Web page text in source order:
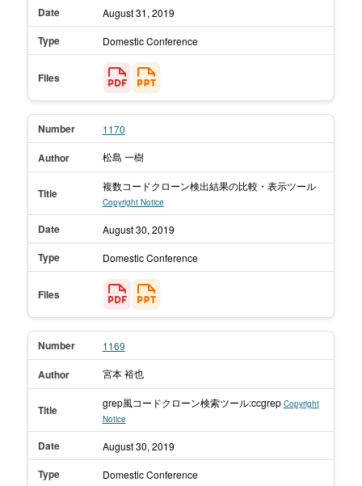
Date August 31, 2019
Type Domestic Conference
Files
Number 1170
Author 松島 一樹
Title
複数コードクローン検出結果の比較・表示ツール
Copyright Notice
Date August 30, 2019
Type Domestic Conference
Files
Number 1169
Author 宮本 裕也
Title
grep風コードクローン検索ツール:ccgrep Copyright
Notice
Date August 30, 2019
Type Domestic Conference